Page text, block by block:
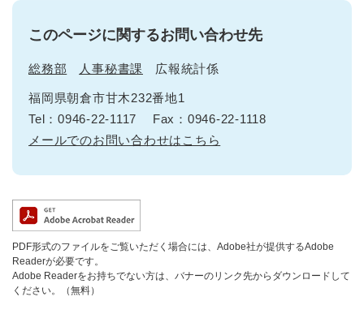
このページに関するお問い合わせ先
総務部 人事秘書課 広報統計係
福岡県朝倉市甘木232番地1
Tel：0946-22-1117
Fax：0946-22-1118
メールでのお問い合わせはこちら
PDF形式のファイルをご覧いただく場合には、Adobe社が提供するAdobe
Readerが必要です。
Adobe Readerをお持ちでない方は、バナーのリンク先からダウンロードして
ください。（無料）